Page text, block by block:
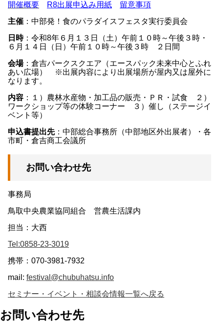
開催概要
R8出展申込み用紙
留意事項
主催 ：中部発！食のパラダイスフェスタ実行委員会
日時：令和8年６月１３日（土）午前１０時～午後３時・
６月１４日（日）午前１０時～午後３時 ２日間
会場：倉吉パークスクエア（エースパック未来中心とふれ
あい広場） ※出展内容により出展場所が屋内又は屋外に
なります。
内容 ：１）農林水産物・加工品の販売・ＰＲ・試食 ２）
ワークショップ等の体験コーナー ３）催し（ステージイ
ベント等）
申込書提出先：中部総合事務所（中部地区外出展者）・各
市町・倉吉商工会議所
お問い合わせ先
事務局
鳥取中央農業協同組合 営農生活課内
担当：大西
Tel:0858-23-3019
携帯：070-3981-7932
mail: festival@chubuhatsu.info
セミナー・イベント・相談会情報一覧へ戻る
お問い合わせ先